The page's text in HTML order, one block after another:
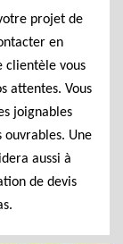
projet de
en
clientèle vous
attentes. Vous
joignables
Une
aussi à
de devis